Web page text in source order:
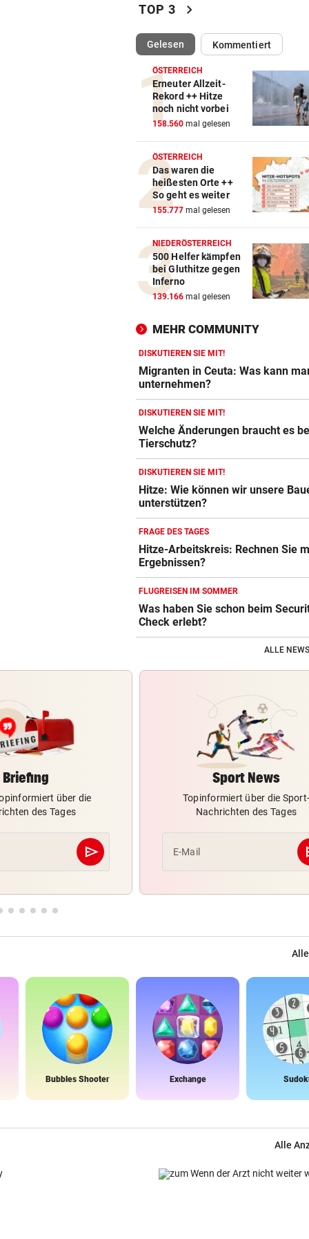
BEI IVF-BEHANDLUNGEN
verringern
BEI VISUM-ANTRAG vor
USA wollen Reisende online
genauer durchleuchten
Lenker sah Rauch, dann ging
Traktor in Flammen auf
TOP 3 chevron_right
Gelesen(ausgewählt)Kommentiert
ÖSTERREICH
Erneuter Allzeit-
Rekord ++ Hitze
noch nicht vorbei
158.560 mal gelesen
ÖSTERREICH
Das waren die
heißesten Orte ++
So geht es weiter
155.777 mal gelesen
NIEDERÖSTERREICH
500 Helfer kämpfen
bei Gluthitze gegen
Inferno
139.166 mal gelesen
MEHR COMMUNITY
DISKUTIEREN SIE MIT!
Migranten in Ceuta: Was kann
unternehmen?
DISKUTIEREN SIE MIT!
Welche Änderungen braucht es
Tierschutz?
DISKUTIEREN SIE MIT!
Hitze: Wie können wir unsere
unterstützen?
FRAGE DES TAGES
Hitze-Arbeitskreis: Rechnen Sie
Ergebnissen?
FLUGREISEN IM SOMMER
Was haben Sie schon beim
Check erlebt?
ALLE
Briefing
über die
des Tages
send
Abschicken
Sport News
Topinformiert über die Sport-
Nachrichten des Tages
E-Mail
Bubbles Shooter Exchange
Alle